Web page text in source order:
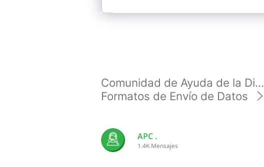
inicia
Comunidad de Ayuda de la Di...
Formatos de Envío de Datos
APC .
1.4K Mensajes